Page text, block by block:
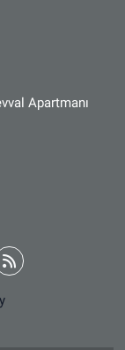
Apartmanı